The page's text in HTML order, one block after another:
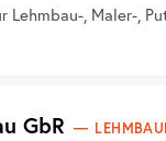
Lehmbau-, Maler-,
GbR